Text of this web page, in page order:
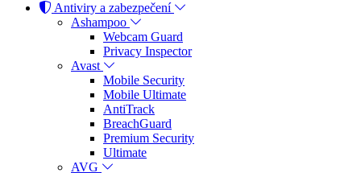
Antiviry a zabezpečení
Ashampoo
Webcam Guard
Privacy Inspector
Avast
Mobile Security
Mobile Ultimate
AntiTrack
BreachGuard
Premium Security
Ultimate
AVG